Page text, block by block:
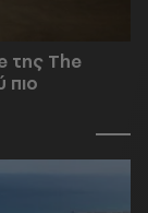
της The
πιο